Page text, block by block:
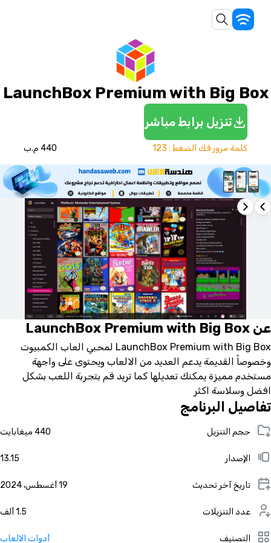
LaunchBox Premium with Big Box
تنزيل برابط مباشر
كلمة مرور فك الضغط : 123 440 م.ب
عن LaunchBox Premium with Big Box
LaunchBox Premium with Big Box لمحبي العاب الكمبيوت
وخصوصاً القديمة يدعم العديد من الالعاب ويحتوى على واجهة
مستخدم مميزة يمكنك تعديلها كما تريد قم بتجربة اللعب بشكل
افضل وسلاسة اكثر
تفاصيل البرنامج
حجم التنزيل 440 ميغابايت
الإصدار 13.15
تاريخ آخر تحديث 19 أغسطس، 2024
عدد التنزيلات 1.5 ألف
التصنيف أدوات الالعاب